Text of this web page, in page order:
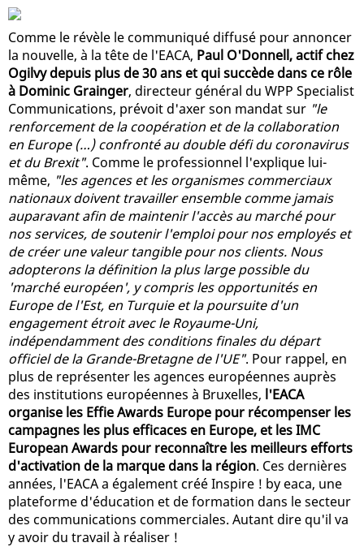
Comme le révèle le communiqué diffusé pour annoncer
la nouvelle, à la tête de l'EACA, Paul O'Donnell, actif chez
Ogilvy depuis plus de 30 ans et qui succède dans ce rôle
à Dominic Grainger, directeur général du WPP Specialist
Communications, prévoit d'axer son mandat sur "le
renforcement de la coopération et de la collaboration
en Europe (…) confronté au double défi du coronavirus
et du Brexit". Comme le professionnel l'explique lui-
même, "les agences et les organismes commerciaux
nationaux doivent travailler ensemble comme jamais
auparavant afin de maintenir l'accès au marché pour
nos services, de soutenir l'emploi pour nos employés et
de créer une valeur tangible pour nos clients. Nous
adopterons la définition la plus large possible du
'marché européen', y compris les opportunités en
Europe de l'Est, en Turquie et la poursuite d'un
engagement étroit avec le Royaume-Uni,
indépendamment des conditions finales du départ
officiel de la Grande-Bretagne de l'UE". Pour rappel, en
plus de représenter les agences européennes auprès
des institutions européennes à Bruxelles, l'EACA
organise les Effie Awards Europe pour récompenser les
campagnes les plus efficaces en Europe, et les IMC
European Awards pour reconnaître les meilleurs efforts
d'activation de la marque dans la région. Ces dernières
années, l'EACA a également créé Inspire ! by eaca, une
plateforme d'éducation et de formation dans le secteur
des communications commerciales. Autant dire qu'il va
y avoir du travail à réaliser !